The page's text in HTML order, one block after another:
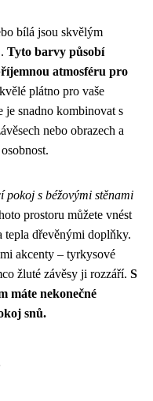
bílá jsou skvělým
Tyto barvy působí
atmosféru pro
plátno pro vaše
je snadno kombinovat s
nebo obrazech a
pokoj s béžovými stěnami
prostoru můžete vnést
tepla dřevěnými doplňky.
akcenty – tyrkysové
žluté závěsy ji rozzáří. S
máte nekonečné
snů.